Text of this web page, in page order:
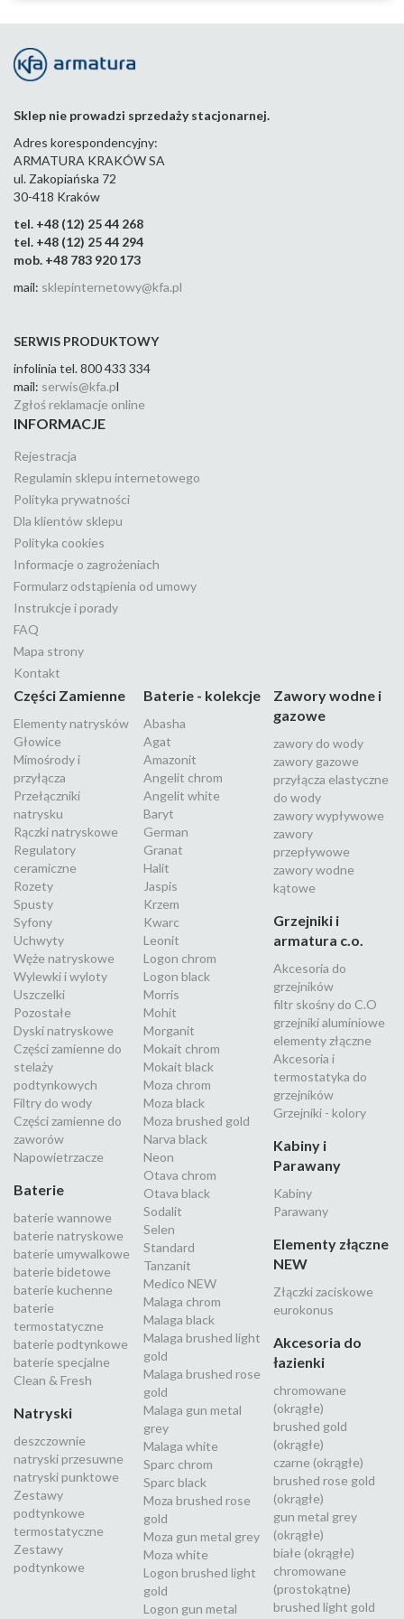
100-
Sklep nie prowadzi sprzedaży stacjonarnej.
Adres korespondencyjny:
ARMATURA KRAKÓW SA
ul. Zakopiańska 72
30-418 Kraków
tel. +48 (12) 25 44 268
tel. +48 (12) 25 44 294
mob. +48 783 920 173
mail: sklepinternetowy@kfa.pl
SERWIS PRODUKTOWY
infolinia tel. 800 433 334
mail: serwis@kfa.pl
Zgłoś reklamacje online
INFORMACJE
Rejestracja
Regulamin sklepu internetowego
Polityka prywatności
Dla klientów sklepu
Polityka cookies
Informacje o zagrożeniach
Formularz odstąpienia od umowy
Instrukcje i porady
FAQ
Mapa strony
Kontakt
Części Zamienne
Elementy natrysków
Głowice
Mimośrody i
przyłącza
Przełączniki
natrysku
Rączki natryskowe
Regulatory
ceramiczne
Rozety
Spusty
Syfony
Uchwyty
Węże natryskowe
Wylewki i wyloty
Uszczelki
Pozostałe
Dyski natryskowe
Części zamienne do
stelaży
podtynkowych
Filtry do wody
Części zamienne do
zaworów
Napowietrzacze
Baterie
baterie wannowe
baterie natryskowe
baterie umywalkowe
baterie bidetowe
baterie kuchenne
baterie
termostatyczne
baterie podtynkowe
baterie specjalne
Clean & Fresh
Natryski
deszczownie
natryski przesuwne
natryski punktowe
Zestawy
podtynkowe
termostatyczne
Zestawy
podtynkowe
Baterie - kolekcje
Abasha
Agat
Amazonit
Angelit chrom
Angelit white
Baryt
German
Granat
Halit
Jaspis
Krzem
Kwarc
Leonit
Logon chrom
Logon black
Morris
Mohit
Morganit
Mokait chrom
Mokait black
Moza chrom
Moza black
Moza brushed gold
Narva black
Neon
Otava chrom
Otava black
Sodalit
Selen
Standard
Tanzanit
Medico NEW
Malaga chrom
Malaga black
Malaga brushed light
gold
Malaga brushed rose
gold
Malaga gun metal
grey
Malaga white
Sparc chrom
Sparc black
Moza brushed rose
gold
Moza gun metal grey
Moza white
Logon brushed light
gold
Logon gun metal
Zawory wodne i
gazowe
zawory do wody
zawory gazowe
przyłącza elastyczne
do wody
zawory wypływowe
zawory
przepływowe
zawory wodne
kątowe
Grzejniki i
armatura c.o.
Akcesoria do
grzejników
filtr skośny do C.O
grzejniki aluminiowe
elementy złączne
Akcesoria i
termostatyka do
grzejników
Grzejniki - kolory
Kabiny i
Parawany
Kabiny
Parawany
Elementy złączne
NEW
Złączki zaciskowe
eurokonus
Akcesoria do
łazienki
chromowane
(okrągłe)
brushed gold
(okrągłe)
czarne (okrągłe)
brushed rose gold
(okrągłe)
gun metal grey
(okrągłe)
białe (okrągłe)
chromowane
(prostokątne)
brushed light gold